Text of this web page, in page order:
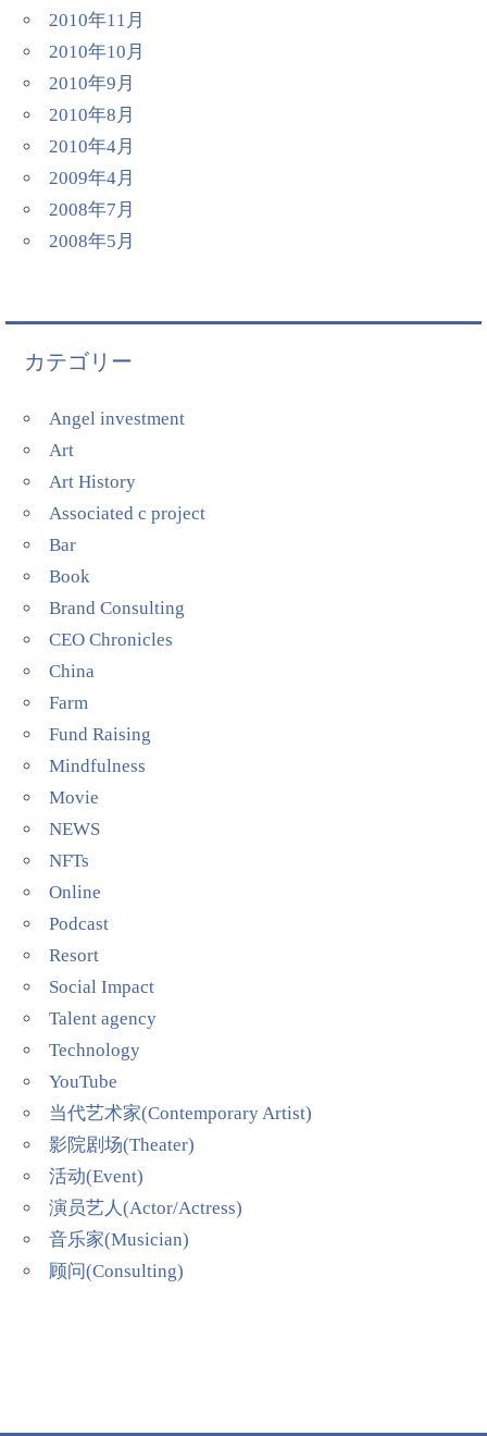
2010年11月
2010年10月
2010年9月
2010年8月
2010年4月
2009年4月
2008年7月
2008年5月
カテゴリー
Angel investment
Art
Art History
Associated c project
Bar
Book
Brand Consulting
CEO Chronicles
China
Farm
Fund Raising
Mindfulness
Movie
NEWS
NFTs
Online
Podcast
Resort
Social Impact
Talent agency
Technology
YouTube
当代艺术家(Contemporary Artist)
影院剧场(Theater)
活动(Event)
演员艺人(Actor/Actress)
音乐家(Musician)
顾问(Consulting)